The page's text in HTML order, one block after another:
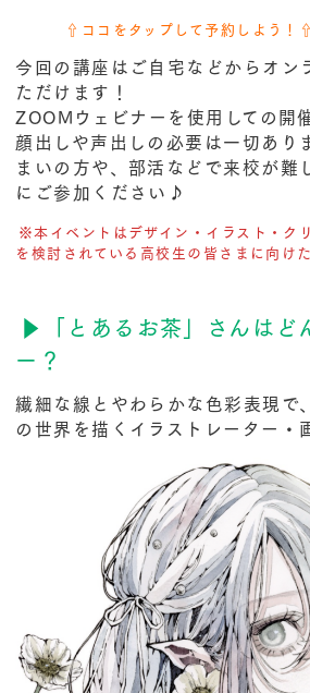
⇧ココをタップして予約しよう！⇧
今回の講座はご自宅などからオン
ただけます！
ZOOMウェビナーを使用しての開
顔出しや声出しの必要は一切あり
まいの方や、部活などで来校が難
にご参加ください♪
※本イベントはデザイン・イラスト・ク
を検討されている高校生の皆さまに向け
▶︎「とあるお茶」さんはど
ー？
繊細な線とやわらかな色彩表現で
の世界を描くイラストレーター・